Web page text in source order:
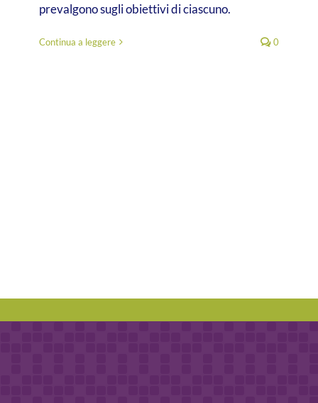
prevalgono sugli obiettivi di ciascuno.
Continua a leggere 0